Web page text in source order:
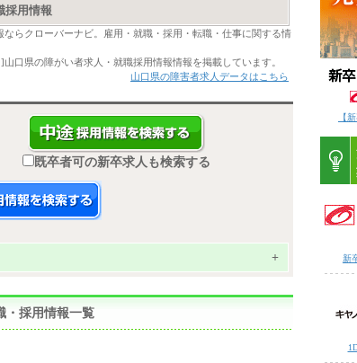
採用情報
らクローバーナビ。雇用・就職・採用・転職・仕事に関する情
口県の障がい者求人・就職採用情報情報を掲載しています。
山口県の障害者求人データはこちら
既卒者可の新卒求人も検索する
+
・採用情報一覧
【
新